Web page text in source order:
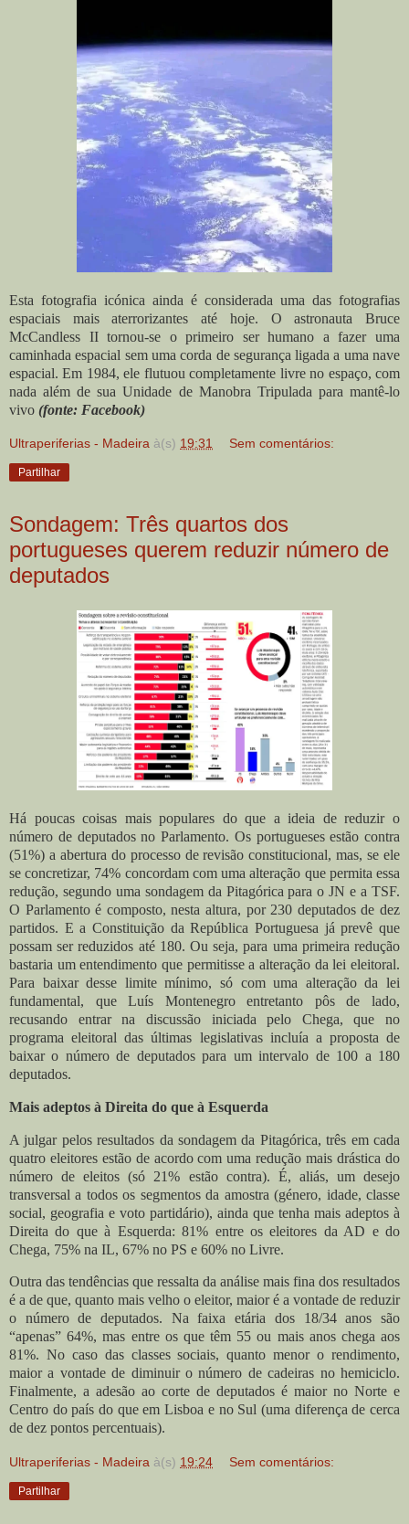
Esta fotografia icónica ainda é considerada uma das fotografias
espaciais mais aterrorizantes até hoje. O astronauta Bruce
McCandless II tornou-se o primeiro ser humano a fazer uma
caminhada espacial sem uma corda de segurança ligada a uma nave
espacial. Em 1984, ele flutuou completamente livre no espaço, com
nada além de sua Unidade de Manobra Tripulada para mantê-lo
vivo (fonte: Facebook)
Ultraperiferias - Madeira à(s) 19:31 Sem comentários:
Partilhar
Sondagem: Três quartos dos
portugueses querem reduzir número de
deputados
Há poucas coisas mais populares do que a ideia de reduzir o
número de deputados no Parlamento. Os portugueses estão contra
(51%) a abertura do processo de revisão constitucional, mas, se ele
se concretizar, 74% concordam com uma alteração que permita essa
redução, segundo uma sondagem da Pitagórica para o JN e a TSF.
O Parlamento é composto, nesta altura, por 230 deputados de dez
partidos. E a Constituição da República Portuguesa já prevê que
possam ser reduzidos até 180. Ou seja, para uma primeira redução
bastaria um entendimento que permitisse a alteração da lei eleitoral.
Para baixar desse limite mínimo, só com uma alteração da lei
fundamental, que Luís Montenegro entretanto pôs de lado,
recusando entrar na discussão iniciada pelo Chega, que no
programa eleitoral das últimas legislativas incluía a proposta de
baixar o número de deputados para um intervalo de 100 a 180
deputados.
Mais adeptos à Direita do que à Esquerda
A julgar pelos resultados da sondagem da Pitagórica, três em cada
quatro eleitores estão de acordo com uma redução mais drástica do
número de eleitos (só 21% estão contra). É, aliás, um desejo
transversal a todos os segmentos da amostra (género, idade, classe
social, geografia e voto partidário), ainda que tenha mais adeptos à
Direita do que à Esquerda: 81% entre os eleitores da AD e do
Chega, 75% na IL, 67% no PS e 60% no Livre.
Outra das tendências que ressalta da análise mais fina dos resultados
é a de que, quanto mais velho o eleitor, maior é a vontade de reduzir
o número de deputados. Na faixa etária dos 18/34 anos são
“apenas” 64%, mas entre os que têm 55 ou mais anos chega aos
81%. No caso das classes sociais, quanto menor o rendimento,
maior a vontade de diminuir o número de cadeiras no hemiciclo.
Finalmente, a adesão ao corte de deputados é maior no Norte e
Centro do país do que em Lisboa e no Sul (uma diferença de cerca
de dez pontos percentuais).
Ultraperiferias - Madeira à(s) 19:24 Sem comentários:
Partilhar